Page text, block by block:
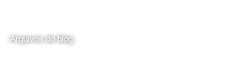
Arquivos do blog